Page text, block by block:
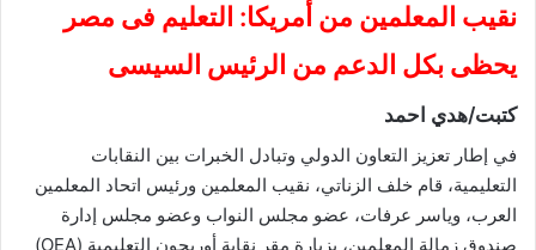
نقيب المعلمين من أمريكا: التعليم فى مصر
يحظى بكل الدعم من الرئيس السيسى
كتبت/هدي احمد
في إطار تعزيز التعاون الدولي وتبادل الخبرات بين النقابات
التعليمية، قام خلف الزناتي، نقيب المعلمين ورئيس اتحاد المعلمين
العرب، وياسر عرفات، عضو مجلس النواب وعضو مجلس إدارة
صندوق زمالة المعلمين، بزيارة مقر نقابة أوريجون التعليمية (OEA)